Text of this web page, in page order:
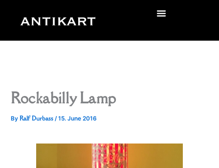
Rockabilly Lamp
ByRalf Durbass/15. June 2016